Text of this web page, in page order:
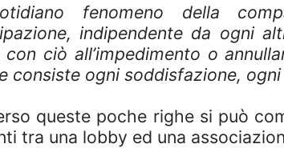
fenomeno della
indipendente da ogni
ciò all’impedimento o
consiste ogni soddisfazione,
queste poche righe si può
tra una lobby ed una